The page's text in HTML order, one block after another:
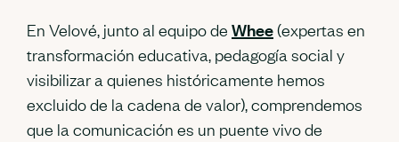
En Velové, junto al equipo de Whee(expertas en
transformación educativa, pedagogía social y
visibilizar a quienes históricamente hemos
excluido de la cadena de valor), comprendemos
que la comunicación es un puente vivo de